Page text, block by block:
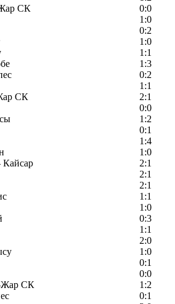
СК
0:0
1:0
0:2
1:0
1:1
1:3
0:2
1:1
СК
2:1
0:0
1:2
0:1
1:4
1:0
2:1
2:1
2:1
1:1
1:0
0:3
1:1
2:0
1:0
0:1
0:0
Жар СК
1:2
0:1